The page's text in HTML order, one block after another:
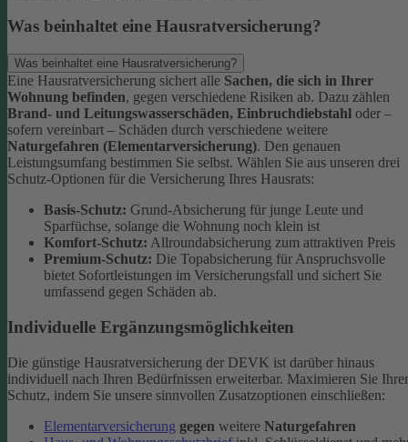
Was beinhaltet eine Hausratversicherung?
Was beinhaltet eine Hausratversicherung?
Eine Hausratversicherung sichert alle Sachen, die sich in Ihrer
Wohnung befinden, gegen verschiedene Risiken ab. Dazu zählen
Brand- und Leitungswasserschäden, Einbruchdiebstahl oder –
sofern vereinbart – Schäden durch verschiedene weitere
Naturgefahren (Elementarversicherung). Den genauen
Leistungsumfang bestimmen Sie selbst. Wählen Sie aus unseren drei
Schutz-Optionen für die Versicherung Ihres Hausrats:
Basis-Schutz: Grund-Absicherung für junge Leute und
Sparfüchse, solange die Wohnung noch klein ist
Komfort-Schutz: Allroundabsicherung zum attraktiven Preis
Premium-Schutz: Die Topabsicherung für Anspruchsvolle
bietet Sofortleistungen im Versicherungsfall und sichert Sie
umfassend gegen Schäden ab.
Individuelle Ergänzungsmöglichkeiten
Die günstige Hausratversicherung der DEVK ist darüber hinaus
individuell nach Ihren Bedürfnissen erweiterbar. Maximieren Sie
Schutz, indem Sie unsere sinnvollen Zusatzoptionen einschließen:
Elementarversicherung gegen weitere Naturgefahren